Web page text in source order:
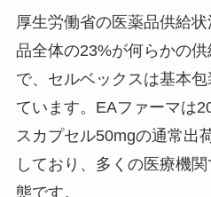
厚生労働省の医薬品供給
品全体の23%が何らかの
で、セルベックスは基本
ています。EAファーマは
スカプセル50mgの通常出
しており、多くの医療機
態です。